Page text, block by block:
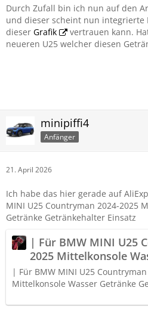
Durch Zufall bin ich nun auf den
und dieser scheint nun integrierte
dieser Grafik
vertrauen kann.
neueren U25 welcher diesen
minipiffi4
Anfänger
21. April 2026
Ich habe das hier gerade auf
MINI U25 Countryman 2024-2025
Getränke Getränkehalter Einsatz
| Für BMW MINI U25
2025 Mittelkonsole
Getränkehalter Einsatz
| Für BMW MINI U25
Mittelkonsole Wasser Getränke